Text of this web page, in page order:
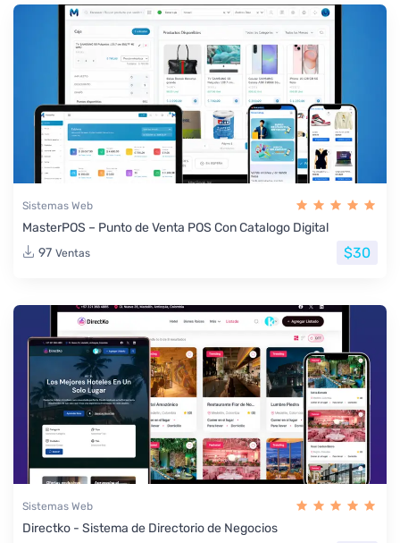
Sistemas Web
MasterPOS – Punto de Venta POS Con Catalogo Digital
97 Ventas $30
Sistemas Web
Directko - Sistema de Directorio de Negocios